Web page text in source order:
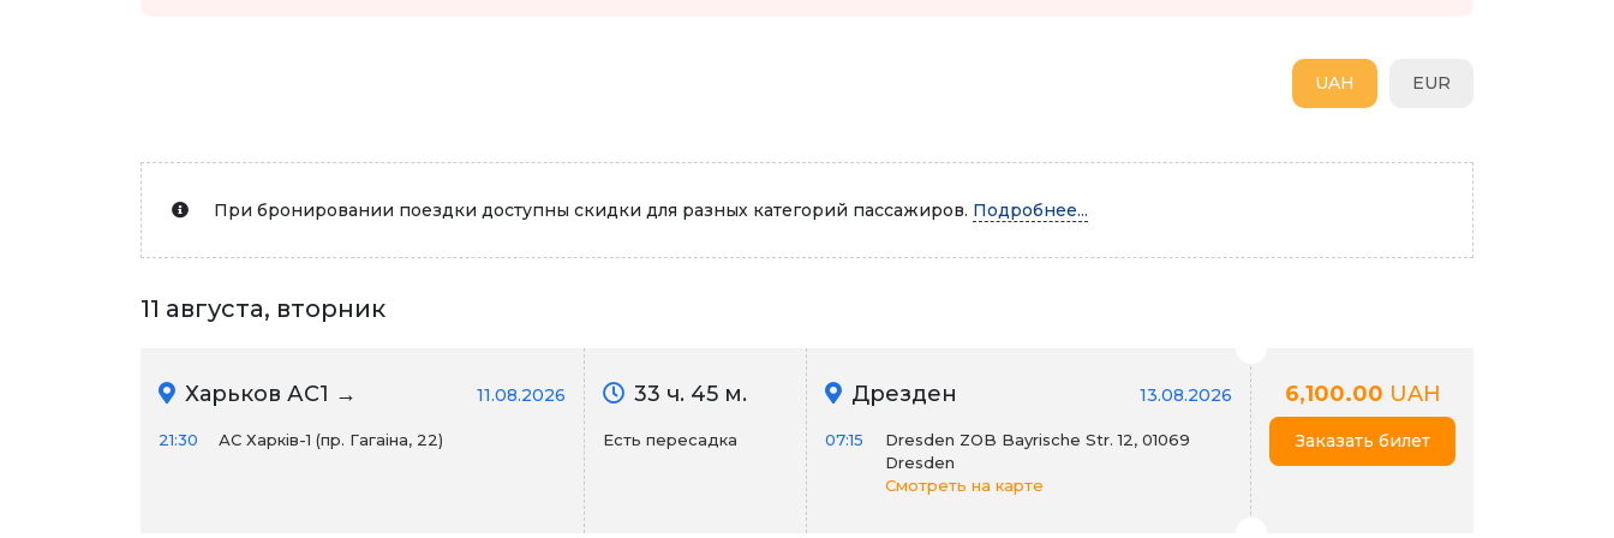
EUR
UAH
При бронировании поездки доступны скидки для разных категорий пассажиров. Подробнее...
11 августа, вторник
Харьков АС1 → 11.08.2026
21:30 АС Харків-1 (пр. Гагаіна, 22)
33 ч. 45 м.
Есть пересадка
Дрезден 13.08.2026
07:15
Dresden ZOB Bayrische Str. 12, 01069
Dresden
Смотреть на карте
6,100.00 UAH
Заказать билет